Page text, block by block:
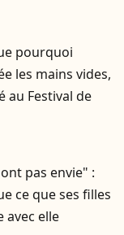
pourquoi
les mains vides,
au Festival de
pas envie" :
ce que ses filles
avec elle